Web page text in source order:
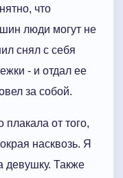
что
люди могут не
снял с себя
- и отдал ее
за собой.
от того,
насквозь. Я
девушку. Также